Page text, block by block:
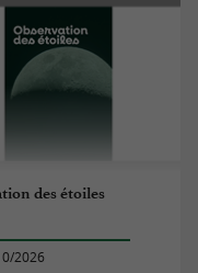
des étoiles
2026